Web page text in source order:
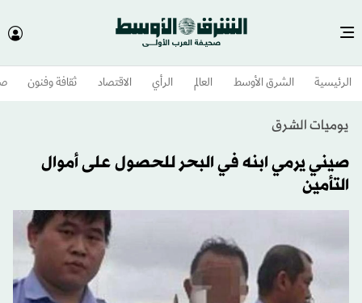
الرئيسية الشرق الأوسط​ العالم الرأي الاقتصاد ثقافة وفنون
يوميات الشرق
صيني يرمي ابنه في البحر للحصول على أموال
التأمين